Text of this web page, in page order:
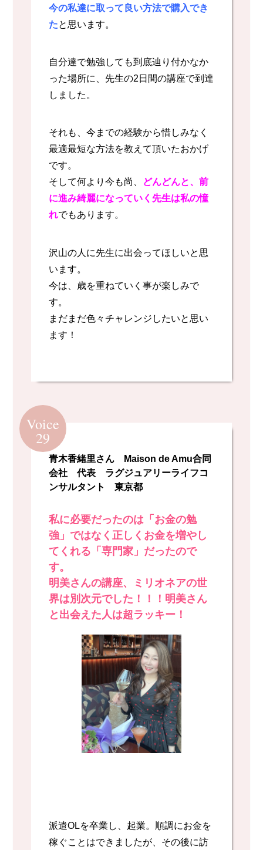
今の私達に取って良い方法で購入でき
たと思います。
自分達で勉強しても到底辿り付かなか
った場所に、先生の2日間の講座で到達
しました。
それも、今までの経験から惜しみなく
最適最短な方法を教えて頂いたおかげ
です。
そして何より今も尚、
どんどんと、前
に進み綺麗になっていく先生は私の憧
れでもあります。
沢山の人に先生に出会ってほしいと思
います。
今は、歳を重ねていく事が楽しみで
す。
まだまだ色々チャレンジしたいと思い
ます！
Voice
29
青木香緒里さん Maison de Amu合同
会社 代表 ラグジュアリーライフコ
ンサルタント 東京都
私に必要だったのは「お金の勉
強」ではなく正しくお金を増やし
てくれる「専門家」だったので
す。
明美さんの講座、ミリオネアの世
界は別次元でした！！！明美さん
と出会えた人は超ラッキー！
派遣OLを卒業し、起業。順調にお金を
稼ぐことはできましたが、その後に訪